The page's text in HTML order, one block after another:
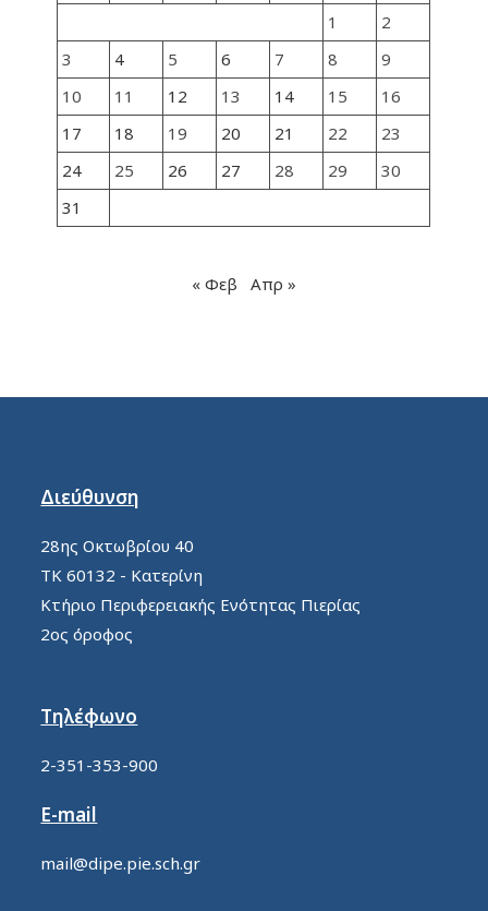
1
2
3
4 5 6 7 8
9
10
11 12 13 14 15
16
17
18 19 20 21 22
23
24
25 26 27 28 29
30
31
« Φεβ Απρ »
Διεύθυνση
28ης Οκτωβρίου 40
ΤΚ 60132 - Κατερίνη
Κτήριο Περιφερειακής Ενότητας Πιερίας
2ος όροφος
Τηλέφωνο
2-351-353-900
E-mail
mail@dipe.pie.sch.gr